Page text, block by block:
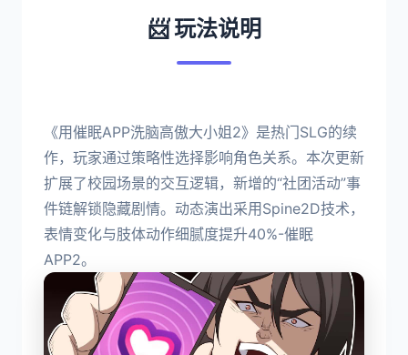
📨 玩法说明
《用催眠APP洗脑高傲大小姐2》是热门SLG的续
作，玩家通过策略性选择影响角色关系。本次更新
扩展了校园场景的交互逻辑，新增的“社团活动”事
件链解锁隐藏剧情。动态演出采用Spine2D技术，
表情变化与肢体动作细腻度提升40%-催眠
APP2。